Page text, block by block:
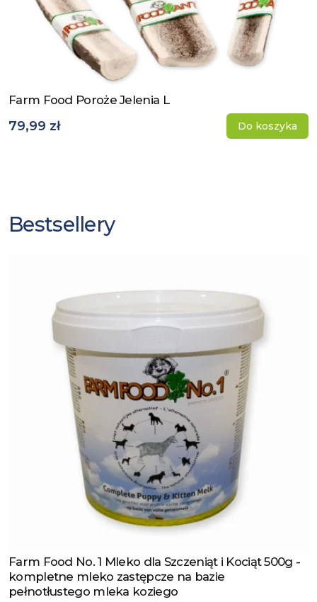
Zobacz produkt
Farm Food Poroże Jelenia L
79,99 zł Do koszyka
Bestsellery
Zobacz produkt
Farm Food No. 1 Mleko dla Szczeniąt i Kociąt 500g -
kompletne mleko zastępcze na bazie
pełnotłustego mleka koziego